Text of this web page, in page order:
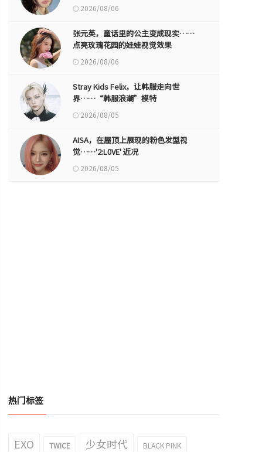
2026/08/06
张元英，童话里的公主变成现实……
点亮玫瑰花园的娃娃视觉效果
2026/08/06
Stray Kids Felix，让韩服走向世
界……“韩服浪潮”模特
2026/08/05
AISA，在屋顶上展现的粉色发型视
觉……'2:L0VE' 近况
2026/08/05
热门标签
EXO TWICE 少女时代 BLACK PINK